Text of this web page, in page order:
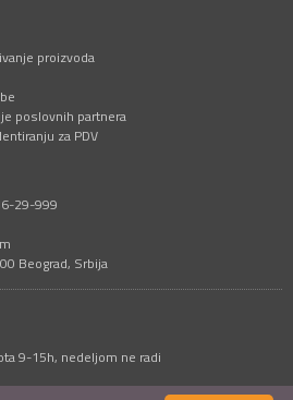
proizvoda
poslovnih partnera
za PDV
29-999
Beograd, Srbija
9-15h, nedeljom ne radi